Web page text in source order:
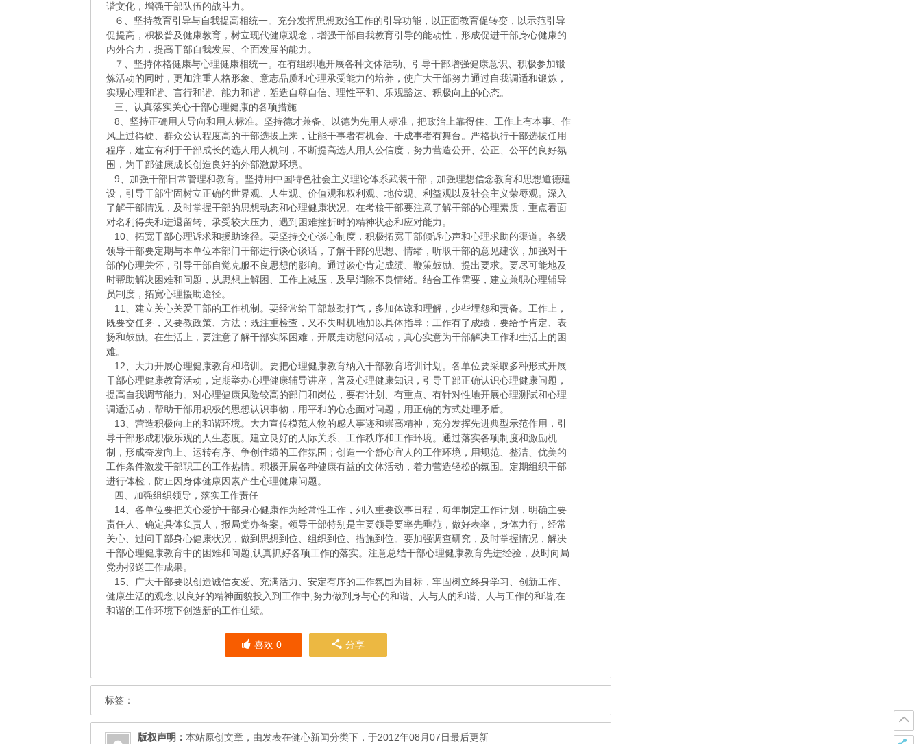
谐文化，增强干部队伍的战斗力。
６、坚持教育引导与自我提高相统一。充分发挥思想政治工作的引导功能，以正面教育促转变，以示范引导
促提高，积极普及健康教育，树立现代健康观念，增强干部自我教育引导的能动性，形成促进干部身心健康的
内外合力，提高干部自我发展、全面发展的能力。
７、坚持体格健康与心理健康相统一。在有组织地开展各种文体活动、引导干部增强健康意识、积极参加锻
炼活动的同时，更加注重人格形象、意志品质和心理承受能力的培养，使广大干部努力通过自我调适和锻炼，
实现心理和谐、言行和谐、能力和谐，塑造自尊自信、理性平和、乐观豁达、积极向上的心态。
三、认真落实关心干部心理健康的各项措施
8、坚持正确用人导向和用人标准。坚持德才兼备、以德为先用人标准，把政治上靠得住、工作上有本事、作
风上过得硬、群众公认程度高的干部选拔上来，让能干事者有机会、干成事者有舞台。严格执行干部选拔任用
程序，建立有利于干部成长的选人用人机制，不断提高选人用人公信度，努力营造公开、公正、公平的良好氛
围，为干部健康成长创造良好的外部激励环境。
9、加强干部日常管理和教育。坚持用中国特色社会主义理论体系武装干部，加强理想信念教育和思想道德建
设，引导干部牢固树立正确的世界观、人生观、价值观和权利观、地位观、利益观以及社会主义荣辱观。深入
了解干部情况，及时掌握干部的思想动态和心理健康状况。在考核干部要注意了解干部的心理素质，重点看面
对名利得失和进退留转、承受较大压力、遇到困难挫折时的精神状态和应对能力。
10、拓宽干部心理诉求和援助途径。要坚持交心谈心制度，积极拓宽干部倾诉心声和心理求助的渠道。各级
领导干部要定期与本单位本部门干部进行谈心谈话，了解干部的思想、情绪，听取干部的意见建议，加强对干
部的心理关怀，引导干部自觉克服不良思想的影响。通过谈心肯定成绩、鞭策鼓励、提出要求。要尽可能地及
时帮助解决困难和问题，从思想上解困、工作上减压，及早消除不良情绪。结合工作需要，建立兼职心理辅导
员制度，拓宽心理援助途径。
11、建立关心关爱干部的工作机制。要经常给干部鼓劲打气，多加体谅和理解，少些埋怨和责备。工作上，
既要交任务，又要教政策、方法；既注重检查，又不失时机地加以具体指导；工作有了成绩，要给予肯定、表
扬和鼓励。在生活上，要注意了解干部实际困难，开展走访慰问活动，真心实意为干部解决工作和生活上的困
难。
12、大力开展心理健康教育和培训。要把心理健康教育纳入干部教育培训计划。各单位要采取多种形式开展
干部心理健康教育活动，定期举办心理健康辅导讲座，普及心理健康知识，引导干部正确认识心理健康问题，
提高自我调节能力。对心理健康风险较高的部门和岗位，要有计划、有重点、有针对性地开展心理测试和心理
调适活动，帮助干部用积极的思想认识事物，用平和的心态面对问题，用正确的方式处理矛盾。
13、营造积极向上的和谐环境。大力宣传模范人物的感人事迹和崇高精神，充分发挥先进典型示范作用，引
导干部形成积极乐观的人生态度。建立良好的人际关系、工作秩序和工作环境。通过落实各项制度和激励机
制，形成奋发向上、运转有序、争创佳绩的工作氛围；创造一个舒心宜人的工作环境，用规范、整洁、优美的
工作条件激发干部职工的工作热情。积极开展各种健康有益的文体活动，着力营造轻松的氛围。定期组织干部
进行体检，防止因身体健康因素产生心理健康问题。
四、加强组织领导，落实工作责任
14、各单位要把关心爱护干部身心健康作为经常性工作，列入重要议事日程，每年制定工作计划，明确主要
责任人、确定具体负责人，报局党办备案。领导干部特别是主要领导要率先垂范，做好表率，身体力行，经常
关心、过问干部身心健康状况，做到思想到位、组织到位、措施到位。要加强调查研究，及时掌握情况，解决
干部心理健康教育中的困难和问题,认真抓好各项工作的落实。注意总结干部心理健康教育先进经验，及时向局
党办报送工作成果。
15、广大干部要以创造诚信友爱、充满活力、安定有序的工作氛围为目标，牢固树立终身学习、创新工作、
健康生活的观念,以良好的精神面貌投入到工作中,努力做到身与心的和谐、人与人的和谐、人与工作的和谐,在
和谐的工作环境下创造新的工作佳绩。
喜欢0 分享
标签：
版权声明： 本站原创文章，由发表在健心新闻分类下，于2012年08月07日最后更新